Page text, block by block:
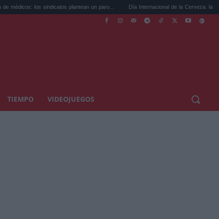
sindicatos plantean un paro... Día Internacional de la Cerveza: la guía para
TIEMPO VIDEOJUEGOS